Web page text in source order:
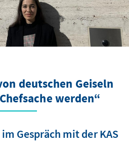
deutschen Geiseln
werden“
Gespräch mit der KAS